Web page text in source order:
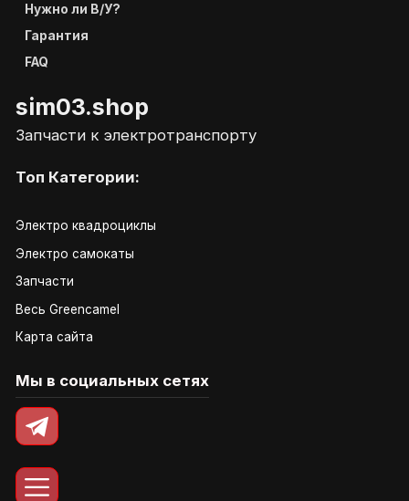
Нужно ли В/У?
Гарантия
FAQ
sim03.shop
Запчасти к электротранспорту
Топ Категории:
Электро квадроциклы
Электро самокаты
Запчасти
Весь Greencamel
Карта сайта
Мы в социальных сетях